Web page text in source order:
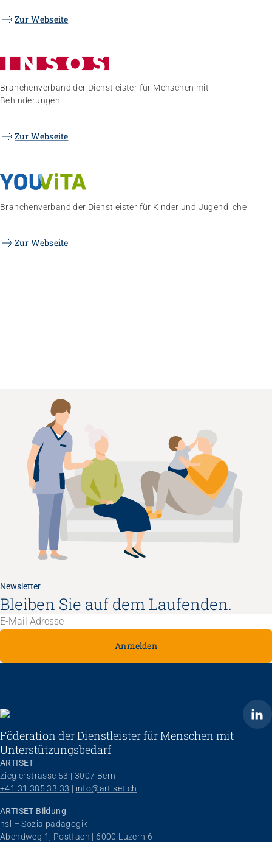
Zur Webseite
Branchenverband der Dienstleister für Menschen mit
Behinderungen
Zur Webseite
Branchenverband der Dienstleister für Kinder und Jugendliche
Zur Webseite
Newsletter
Bleiben Sie auf dem Laufenden.
Anmelden
ARTISET
Föderation der Dienstleister für Menschen mit
Unterstützungsbedarf
ARTISET
Zieglerstrasse 53 | 3007 Bern
+41 31 385 33 33 | info@artiset.ch
ARTISET Bildung
hsl – Sozialpädagogik
Abendweg 1, Postfach | 6000 Luzern 6